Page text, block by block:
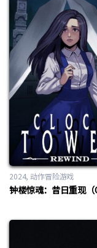
2024 动作冒险游戏